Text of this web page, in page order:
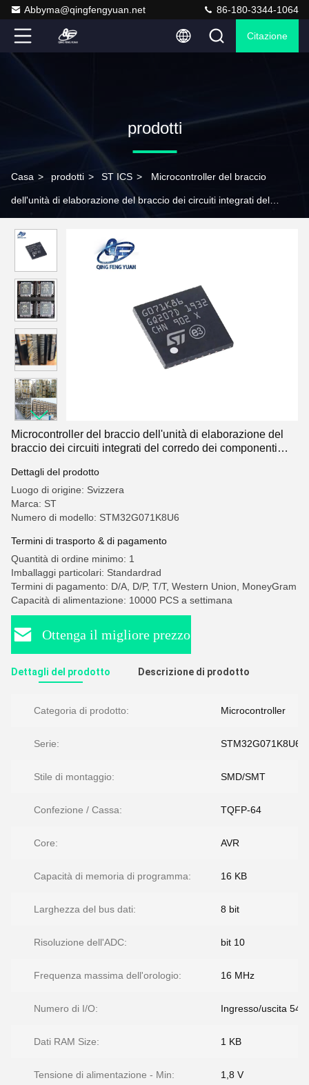
Abbyma@qingfengyuan.net 86-180-3344-1064
Citazione
prodotti
Casa > prodotti > ST ICS > Microcontroller del braccio
dell'unità di elaborazione del braccio dei circuiti integrati del
vecchi
Microcontroller del braccio dell'unità di elaborazione del
braccio dei circuiti integrati del corredo dei componenti
Dettagli del prodotto
Luogo di origine: Svizzera
Marca: ST
Numero di modello: STM32G071K8U6
Termini di trasporto & di pagamento
Quantità di ordine minimo: 1
Imballaggi particolari: Standardrad
Termini di pagamento: D/A, D/P, T/T, Western Union, MoneyGram
Capacità di alimentazione: 10000 PCS a settimana
Ottenga il migliore prezzo
Dettagli del prodotto Descrizione di prodotto
Categoria di prodotto: Microcontroller
Serie: STM32G071K8U6
Stile di montaggio: SMD/SMT
Confezione / Cassa: TQFP-64
Core: AVR
Capacità di memoria di programma: 16 KB
Larghezza del bus dati: 8 bit
Risoluzione dell'ADC: bit 10
Frequenza massima dell'orologio: 16 MHz
Numero di I/O: Ingresso/uscita 54
Dati RAM Size: 1 KB
Tensione di alimentazione - Min: 1,8 V